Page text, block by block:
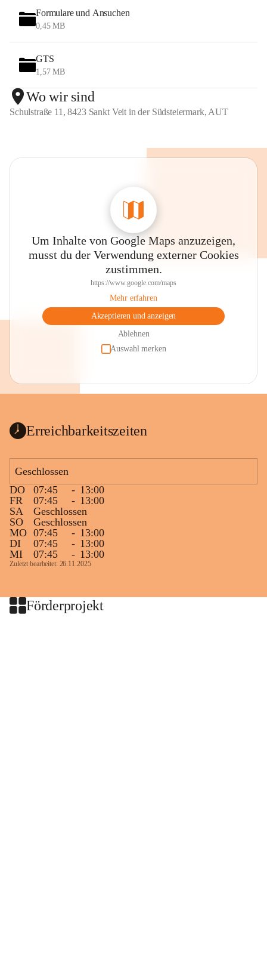
Formulare und Ansuchen
0,45 MB
GTS
1,57 MB
Wo wir sind
Schulstraße 11, 8423 Sankt Veit in der Südsteiermark, AUT
Um Inhalte von Google Maps anzuzeigen,
musst du der Verwendung externer Cookies
zustimmen.
https://www.google.com/maps
Mehr erfahren
Akzeptieren und anzeigen
Ablehnen
Auswahl merken
Erreichbarkeitszeiten
Geschlossen
DO
07:45 - 13:00
FR
07:45 - 13:00
SA
Geschlossen
SO
Geschlossen
MO 07:45 - 13:00
DI
07:45 - 13:00
MI
07:45 - 13:00
Zuletzt bearbeitet: 26.11.2025
Förderprojekt